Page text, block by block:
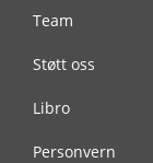
Team
Støtt oss
Libro
Personvern